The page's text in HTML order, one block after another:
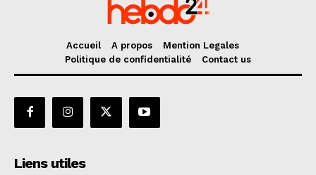
Accueil A propos
Mention Legales
Politique de confidentialité
Contact us
Liens utiles